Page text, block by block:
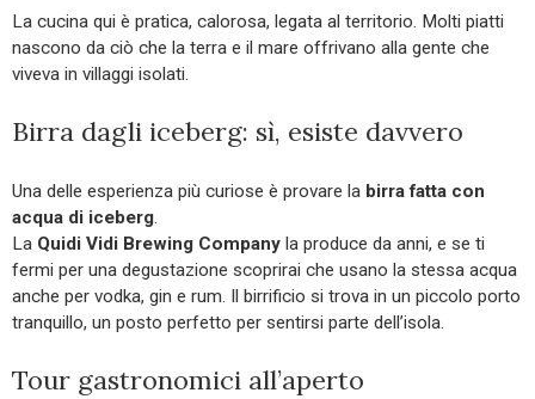
La cucina qui è pratica, calorosa, legata al territorio. Molti piatti
nascono da ciò che la terra e il mare offrivano alla gente che
viveva in villaggi isolati.
Birra dagli iceberg: sì, esiste davvero
Una delle esperienza più curiose è provare la birra fatta con
acqua di iceberg.
La Quidi Vidi Brewing Company la produce da anni, e se ti
fermi per una degustazione scoprirai che usano la stessa acqua
anche per vodka, gin e rum. Il birrificio si trova in un piccolo porto
tranquillo, un posto perfetto per sentirsi parte dell’isola.
Tour gastronomici all’aperto